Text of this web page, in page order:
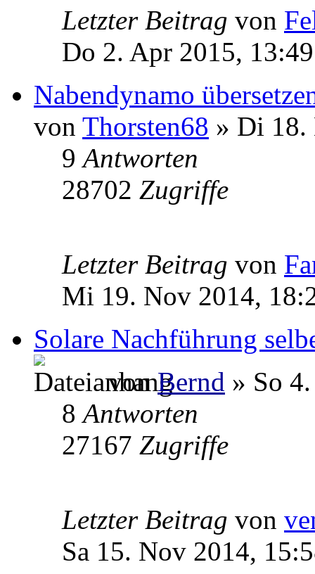
Letzter Beitrag von
Do 2. Apr 2015, 13:49
Nabendynamo
von Thorsten68 » Di 18.
9Antworten
28702 Zugriffe
Letzter Beitrag von
Mi 19. Nov 2014,
Solare Nachführung
vonBernd » So
8Antworten
27167 Zugriffe
Letzter Beitrag von
Sa 15. Nov 2014,